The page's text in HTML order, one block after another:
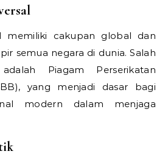
memiliki cakupan global dan
semua negara di dunia. Salah
Piagam Perserikatan
yang menjadi dasar bagi
modern dalam menjaga